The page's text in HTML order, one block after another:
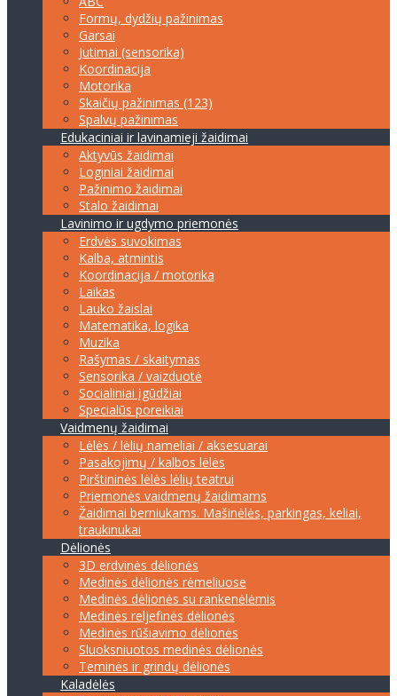
Formų, dydžių pažinimas
Garsai
Jutimai (sensorika)
Koordinacija
Motorika
Skaičių pažinimas (123)
Spalvų pažinimas
Edukaciniai ir lavinamieji žaidimai
Aktyvūs žaidimai
Loginiai žaidimai
Pažinimo žaidimai
Stalo žaidimai
Lavinimo ir ugdymo priemonės
Erdvės suvokimas
Kalba, atmintis
Koordinacija / motorika
Laikas
Lauko žaislai
Matematika, logika
Muzika
Rašymas / skaitymas
Sensorika / vaizduotė
Socialiniai įgūdžiai
Specialūs poreikiai
Vaidmenų žaidimai
Lėlės / lėlių nameliai / aksesuarai
Pasakojimų / kalbos lėlės
Pirštininės lėlės lėlių teatrui
Priemonės vaidmenų žaidimams
Žaidimai berniukams. Mašinėlės, parkingas, keliai,
traukinukai
Dėlionės
3D erdvinės dėlionės
Medinės dėlionės rėmeliuose
Medinės dėlionės su rankenėlėmis
Medinės reljefinės dėlionės
Medinės rūšiavimo dėlionės
Sluoksniuotos medinės dėlionės
Teminės ir grindų dėlionės
Kaladėlės